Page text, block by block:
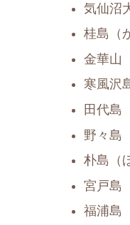
気仙沼
桂島（
金華山
寒風沢
田代島
野々島
朴島（
宮戸島
福浦島